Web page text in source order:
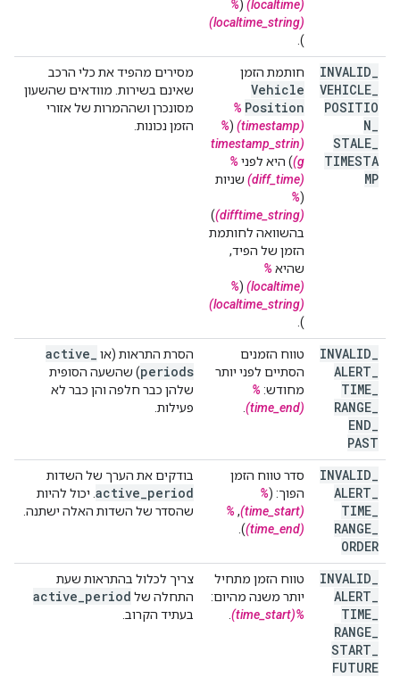
(localtime)
(
%
(localtime_string)
).
INVALID
VEHICLE
POSITIO
N
STALE
TIMESTA
MP
חותמת הזמן
Vehicle
Position
%
(timestamp)
(
%
(timestamp_strin
g) ) היא לפני %
(diff_time)
שניות
(
%
(difftime_string)
)
בהשוואה לחותמת
הזמן של הפיד,
שהיא %
(localtime)
(
%
(localtime_string)
).
מסירים מהפיד את כלי הרכב
שאינם בשירות. מוודאים שהשעון
מסונכרן ושההמרות של אזורי
הזמן נכונות.
INVALID
ALERT
TIME
RANGE
END
PAST
טווח הזמנים
הסתיים לפני יותר
מחודש: %
(time_end)
הסרת התראות (או active
periods) שהשעה הסופית
שלהן כבר חלפה והן כבר לא
פעילות.
INVALID
ALERT
TIME
RANGE
ORDER
סדר טווח הזמן
הפוך: (%
(time_start)
,
%
(time_end)
).
בודקים את הערך של השדות
active period
. יכול להיות
שהסדר של השדות האלה ישתנה.
INVALID
ALERT
TIME
RANGE
START
FUTURE
טווח הזמן מתחיל
יותר משנה מהיום:
%(time_start)
צריך לכלול בהתראות שעת
התחלה של
active period
בעתיד הקרוב.